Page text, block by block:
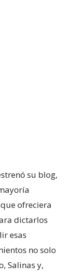
su blog,
ofreciera
dictarlos
esas
no solo
Salinas y,